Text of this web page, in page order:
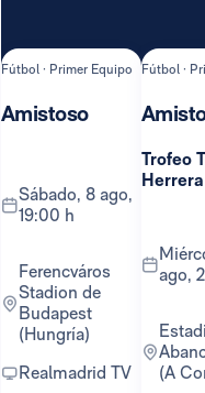
Fútbol · Primer Equipo
Amistoso
sábado, 8 ago,
19:00 h
Ferencváros
Stadion de
Budapest
(Hungría)
Realmadrid TV
Fútbol ·
Trofeo
Herrera
miércoles, 12
ago,
Estadio
(A